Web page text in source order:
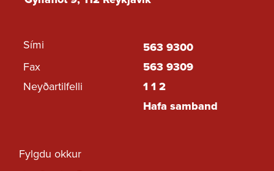
Sími 563 9300
Fax 563 9309
Neyðartilfelli
1 1 2
Hafa samband
Fylgdu okkur